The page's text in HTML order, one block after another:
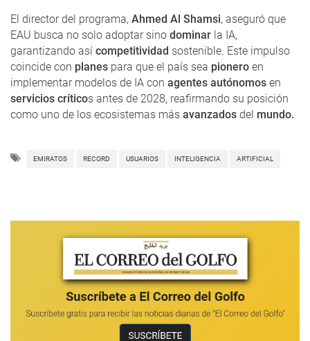
El director del programa, Ahmed Al Shamsi, aseguró que
EAU busca no solo adoptar sino dominar la IA,
garantizando así competitividad sostenible. Este impulso
coincide con planes para que el país sea pionero en
implementar modelos de IA con agentes autónomos en
servicios críticos antes de 2028, reafirmando su posición
como uno de los ecosistemas más avanzados del mundo.
EMIRATOS RECORD USUARIOS INTELIGENCIA ARTIFICIAL